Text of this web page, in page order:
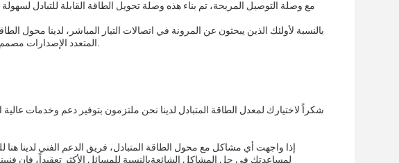
شكراً لاختيارك لمعدل الطاقة المتبادل لدينا نحن ملتزمون بتوفير دعم وخدمات
إذا واجهت أي مشاكل مع محول الطاقة المتبادل، فريق الدعم الفني لدينا هنا
لمساعدتك في حل المشاكل الشائعةبالنسبة للمسائل الأكثر تعقيداً، فان